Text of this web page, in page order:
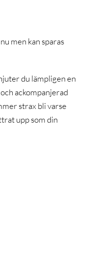
men kan sparas
du lämpligen en
ackompanjerad
strax bli varse
upp som din